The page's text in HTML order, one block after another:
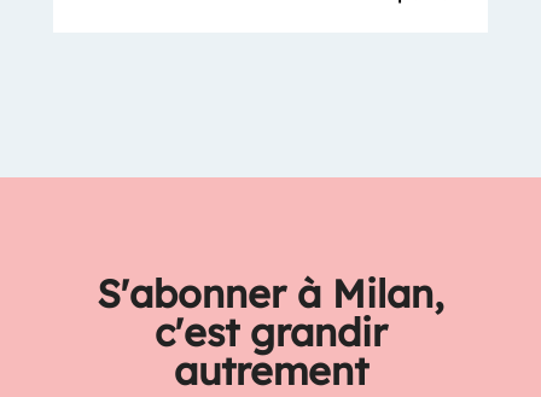
S'abonner à Milan,
c'est grandir
autrement